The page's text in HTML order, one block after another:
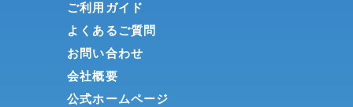
ご利用ガイド
よくあるご質問
お問い合わせ
会社概要
公式ホームページ